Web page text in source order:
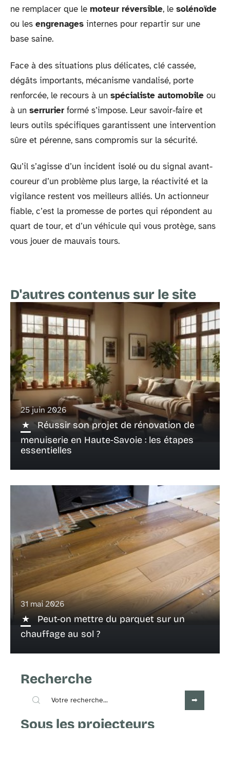
ne remplacer que le moteur réversible, le solénoïde
ou les engrenages internes pour repartir sur une
base saine.
Face à des situations plus délicates, clé cassée,
dégâts importants, mécanisme vandalisé, porte
renforcée, le recours à un spécialiste automobile ou
à un serrurier formé s’impose. Leur savoir-faire et
leurs outils spécifiques garantissent une intervention
sûre et pérenne, sans compromis sur la sécurité.
Qu’il s’agisse d’un incident isolé ou du signal avant-
coureur d’un problème plus large, la réactivité et la
vigilance restent vos meilleurs alliés. Un actionneur
fiable, c’est la promesse de portes qui répondent au
quart de tour, et d’un véhicule qui vous protège, sans
vous jouer de mauvais tours.
D'autres contenus sur le site
25 juin 2026
Réussir son projet de rénovation de
menuiserie en Haute-Savoie : les étapes
essentielles
31 mai 2026
Peut-on mettre du parquet sur un
chauffage au sol ?
Recherche
Sous les projecteurs